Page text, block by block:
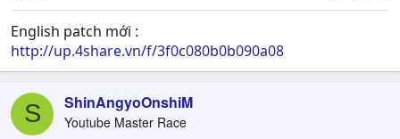
English patch mới :
http://up.4share.vn/f/3f0c080b0b090a08
S ShinAngyoOnshiM
Youtube Master Race